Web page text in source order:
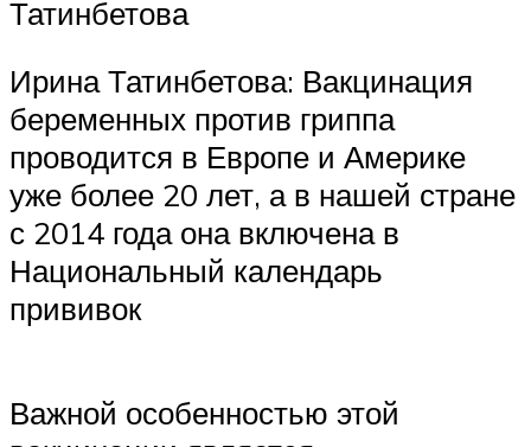
Татинбетова
Ирина Татинбетова: Вакцинация
беременных против гриппа
проводится в Европе и Америке
уже более 20 лет, а в нашей стране
с 2014 года она включена в
Национальный календарь
прививок
Важной особенностью этой